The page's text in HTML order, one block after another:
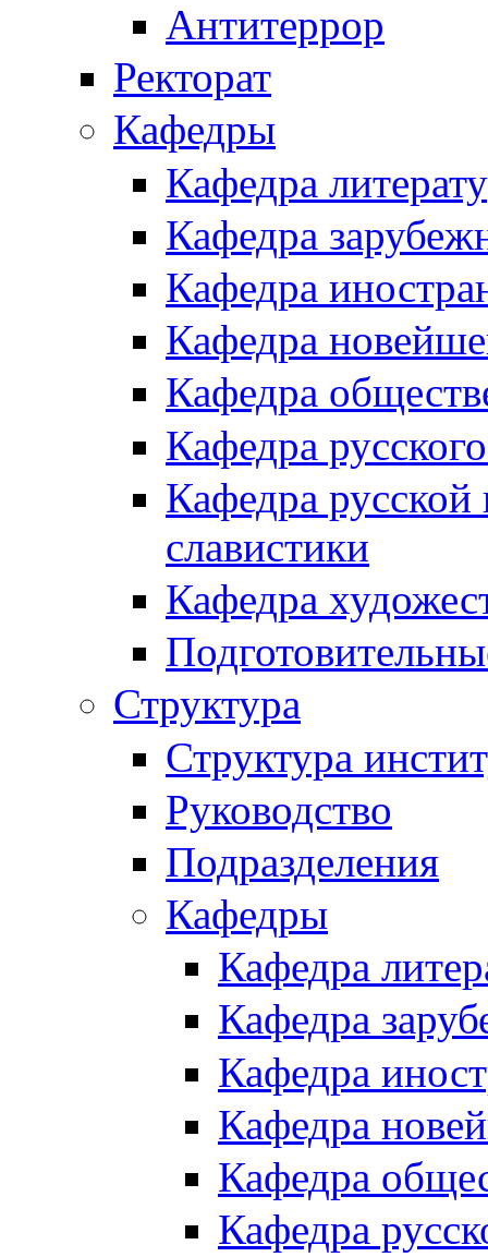
Антитеррор
Ректорат
Кафедры
Кафедра
Кафедра
Кафедра
Кафедра
Кафедра
Кафедра
Кафедра русской
славистики
Кафедра
Структура
Структура
Руководство
Подразделения
Кафедры
Кафедра
Кафедра
Кафедра
Кафедра
Кафедра
Кафедра